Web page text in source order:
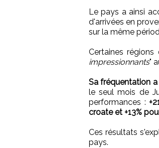
Le pays a ainsi
d'arrivées en
sur la même
Certaines régions
impressionnants"
Sa fréquentation
le seul mois de
performances :
croate et +13%
Ces résultats
pays.